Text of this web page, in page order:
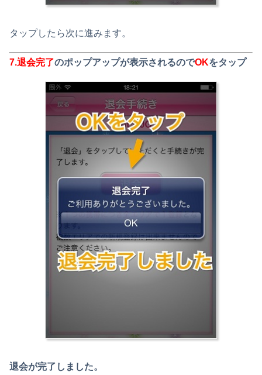
タップしたら次に進みます。
7.退会完了のポップアップが表示されるのでOKをタップ
退会が完了しました。